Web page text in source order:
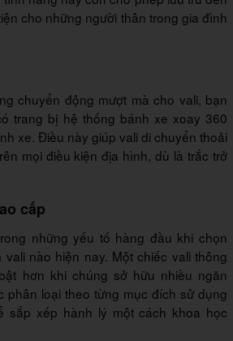
cho những người thân trong gia đình
chuyển động mượt mà cho vali, bạn
trang bị hệ thống bánh xe xoay 360
xe. Điều này giúp vali di chuyển thoải
mọi điều kiện địa hình, dù là trắc trở
cấp
những yếu tố hàng đầu khi chọn
nào hiện nay. Một chiếc vali thông
hơn khi chúng sở hữu nhiều ngăn
phân loại theo từng mục đích sử dụng
sắp xếp hành lý một cách khoa học